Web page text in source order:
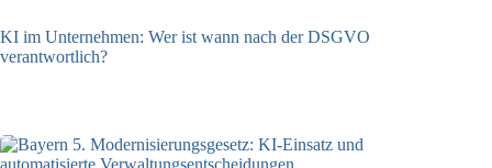
KI im Unternehmen: Wer ist wann nach der DSGVO
verantwortlich?